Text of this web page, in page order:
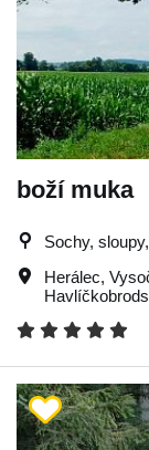
boží muka
Sochy,
Herálec,